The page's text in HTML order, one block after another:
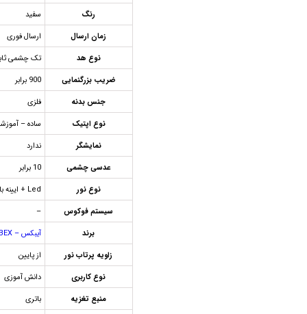
رنگ
سفید
زمان ارسال
ارسال فوری
نوع هد
تک چشمی
ضریب بزرگنمایی
900 برابر
جنس بدنه
فلزی
نوع اپتیک
ساده –
نمایشگر
ندارد
عدسی چشمی
10 برابر
نوع نور
Led + ایینه بازتابنده
سیستم فوکوس
–
برند
آیبکس – IBEX
زاویه پرتاب نور
از پایین
نوع کاربری
دانش آموزی
منبع تغزیه
باتری